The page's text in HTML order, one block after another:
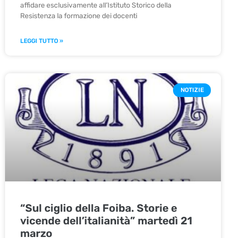
affidare esclusivamente all’Istituto Storico della
Resistenza la formazione dei docenti
LEGGI TUTTO »
NOTIZIE
“Sul ciglio della Foiba. Storie e
vicende dell’italianità” martedì 21
marzo